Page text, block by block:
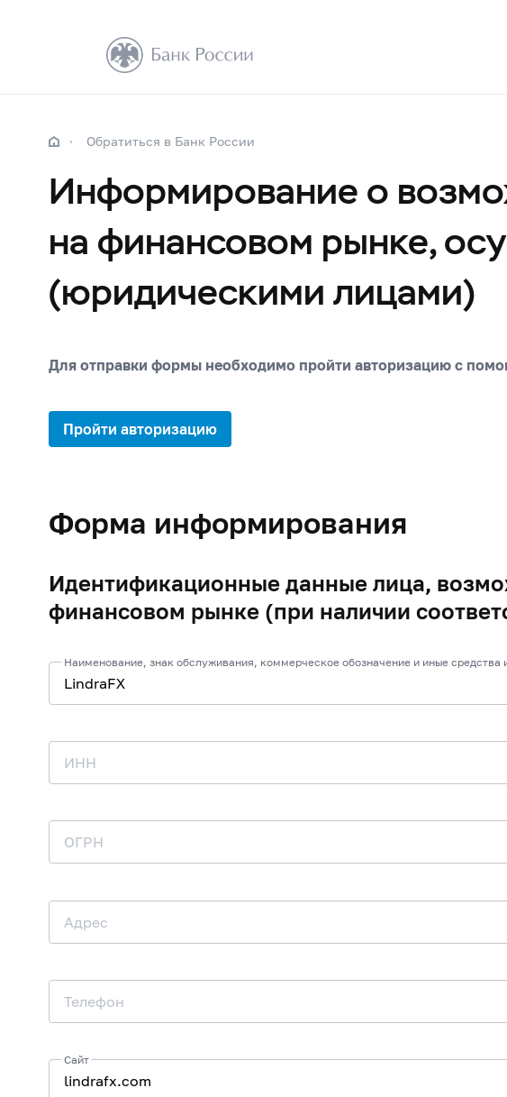
Обратиться в Банк России
Информирование о
на финансовом рынке,
(юридическими лицами)
Для отправки формы необходимо пройти авторизацию с
Пройти авторизацию
Форма информирования
Идентификационные данные лица,
финансовом рынке (при наличии
Наименование, знак обслуживания, коммерческое обозначение и иные средства
ИНН
ОГРН
Адрес
Телефон
Сайт